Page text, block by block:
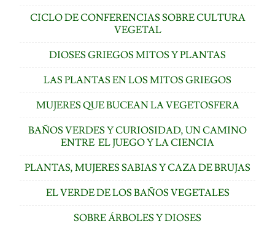
CICLO DE CONFERENCIAS SOBRE CULTURA
VEGETAL
DIOSES GRIEGOS MITOS Y PLANTAS
LAS PLANTAS EN LOS MITOS GRIEGOS
MUJERES QUE BUCEAN LA VEGETOSFERA
BAÑOS VERDES Y CURIOSIDAD, UN CAMINO
ENTRE EL JUEGO Y LA CIENCIA
PLANTAS, MUJERES SABIAS Y CAZA DE BRUJAS
EL VERDE DE LOS BAÑOS VEGETALES
SOBRE ÁRBOLES Y DIOSES